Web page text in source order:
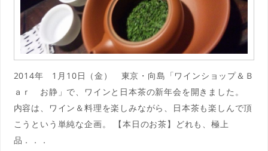
2014年 1月10日（金） 東京・向島「ワインショップ＆Ｂ
ａｒ お静」で、ワインと日本茶の新年会を開きました。
内容は、ワイン＆料理を楽しみながら、日本茶も楽しんで頂
こうという単純な企画。 【本日のお茶】どれも、極上
品．．．